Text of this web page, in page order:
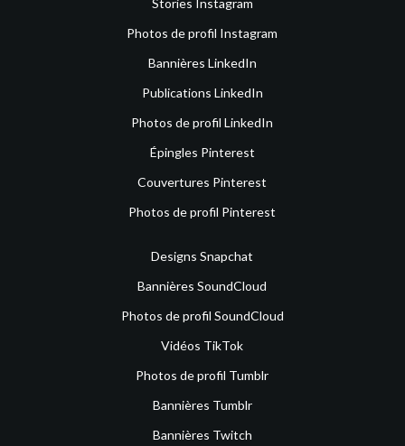
Stories Instagram
Photos de profil Instagram
Bannières LinkedIn
Publications LinkedIn
Photos de profil LinkedIn
Épingles Pinterest
Couvertures Pinterest
Photos de profil Pinterest
Designs Snapchat
Bannières SoundCloud
Photos de profil SoundCloud
Vidéos TikTok
Photos de profil Tumblr
Bannières Tumblr
Bannières Twitch